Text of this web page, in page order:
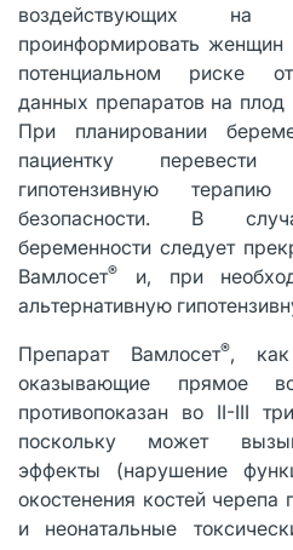
воздействующих на
проинформировать женщин
потенциальном риске
данных препаратов на
При планировании
пациентку перевести
гипотензивную
безопасности. В
беременности следует
Вамлосет®
и, при
альтернативную
Препарат Вамлосет®, как
оказывающие прямое
противопоказан во II-III
поскольку может
эффекты (нарушение
окостенения костей черепа
и неонатальные